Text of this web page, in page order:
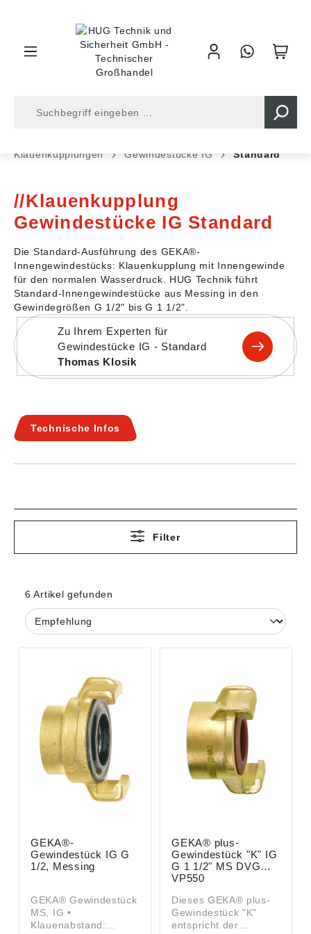
Klauenkupplungen
Gewindestücke IG Standard
Klauenkupplung
Gewindestücke IG Standard
Die Standard-Ausführung des GEKA®-
Innengewindestücks: Klauenkupplung mit Innengewinde
für den normalen Wasserdruck. HUG Technik führt
Standard-Innengewindestücke aus Messing in den
Gewindegrößen G 1/2" bis G 1 1/2".
Zu Ihrem Experten für
Gewindestücke IG - Standard
Thomas Klosik
Technische Infos
Filter
6 Artikel gefunden
GEKA®-
Gewindestück IG G
1/2, Messing
GEKA® Gewindestück
MS, IG •
Klauenabstand:
GEKA® plus-
Gewindestück "K" IG
G 1 1/2" MS DVGW
VP550
Dieses GEKA® plus-
Gewindestück "K"
entspricht der